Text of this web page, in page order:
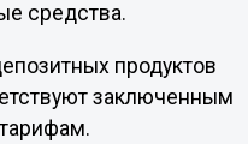
средства.
продуктов
заключенным